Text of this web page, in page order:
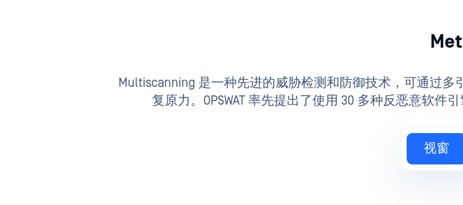
Multiscanning 是一种先进的威胁检测和防御技术，可通过
复原力。OPSWAT 率先提出了使用 30 多种反恶意软件
视窗